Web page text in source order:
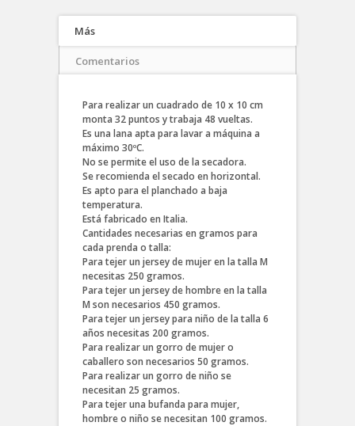
Más
Comentarios
Para realizar un cuadrado de 10 x 10 cm
monta 32 puntos y trabaja 48 vueltas.
Es una lana apta para lavar a máquina a
máximo 30ºC.
No se permite el uso de la secadora.
Se recomienda el secado en horizontal.
Es apto para el planchado a baja
temperatura.
Está fabricado en Italia.
Cantidades necesarias en gramos para
cada prenda o talla:
Para tejer un jersey de mujer en la talla M
necesitas 250 gramos.
Para tejer un jersey de hombre en la talla
M son necesarios 450 gramos.
Para tejer un jersey para niño de la talla 6
años necesitas 200 gramos.
Para realizar un gorro de mujer o
caballero son necesarios 50 gramos.
Para realizar un gorro de niño se
necesitan 25 gramos.
Para tejer una bufanda para mujer,
hombre o niño se necesitan 100 gramos.